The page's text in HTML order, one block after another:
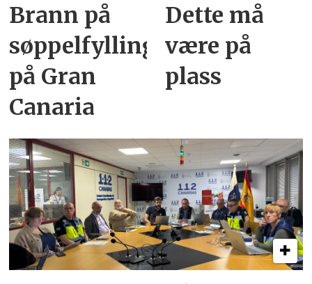
Brann på
søppelfylling
på Gran
Canaria
Dette må
være på
plass